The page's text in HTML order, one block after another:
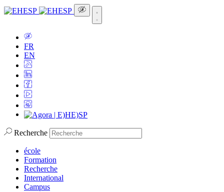
FR
EN
Recherche
école
Formation
Recherche
International
Campus